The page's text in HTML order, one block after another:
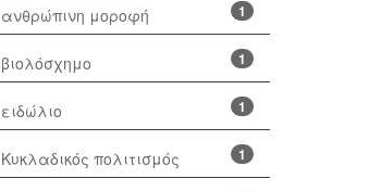
1
ανθρώπινη μοροφή
1
βιολόσχημο
1
ειδώλιο
1
Κυκλαδικός πολιτισμός